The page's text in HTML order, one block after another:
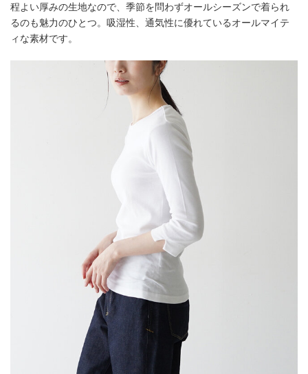
程よい厚みの生地なので、季節を問わずオールシーズンで着られ
るのも魅力のひとつ。吸湿性、通気性に優れているオールマイテ
ィな素材です。